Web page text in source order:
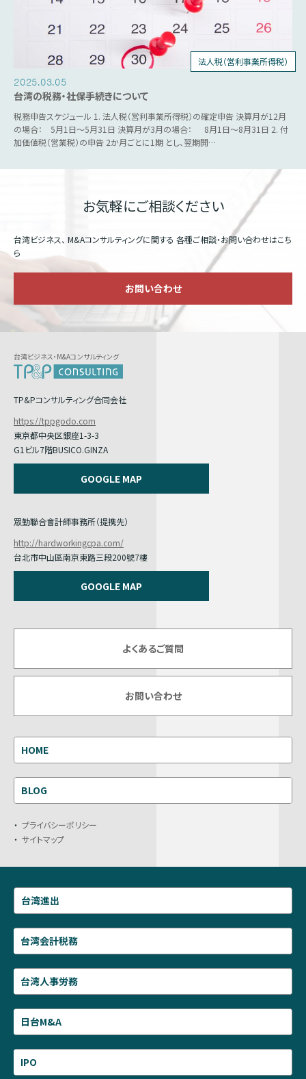
人事労務
源泉税
営業税
個人所得税
法人税（営利事業所得税）
2025.03.05
台湾の税務・社保手続きについて
税務申告スケジュール 1. 法人税（営利事業所得税）の確定申告 決算月が12月
の場合： 5月1日～5月31日 決算月が3月の場合： 8月1日～8月31日 2. 付
加価値税（営業税）の申告 2か月ごとに1期 とし、翌期開…
お気軽にご相談ください
台湾ビジネス、 M&Aコンサルティングに関する 各種ご相談・お問い合わせはこち
ら
お問い合わせ
台湾ビジネス・M&Aコンサルティング
TP&Pコンサルティング合同会社
https://tppgodo.com
東京都中央区銀座1-3-3
G1ビル7階BUSICO.GINZA
GOOGLE MAP
眾勤聯合會計師事務所（提携先）
http://hardworkingcpa.com/
台北市中山區南京東路三段200號7樓
GOOGLE MAP
よくあるご質問
お問い合わせ
HOME
BLOG
プライバシーポリシー
サイトマップ
台湾進出
台湾会計税務
台湾人事労務
日台M&A
IPO